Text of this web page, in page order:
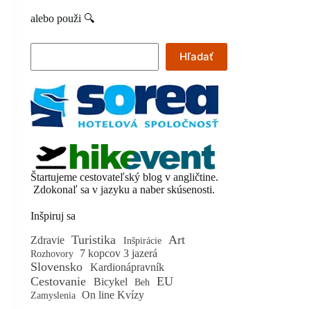
alebo použi 🔍
Hľadať
Štartujeme cestovateľský blog v angličtine.
Zdokonaľ sa v jazyku a naber skúsenosti.
Inšpiruj sa
Zdravie Turistika Inšpirácie Art
Rozhovory 7 kopcov 3 jazerá
Slovensko Kardionápravník
Cestovanie Bicykel Beh EU
Zamyslenia On line Kvízy